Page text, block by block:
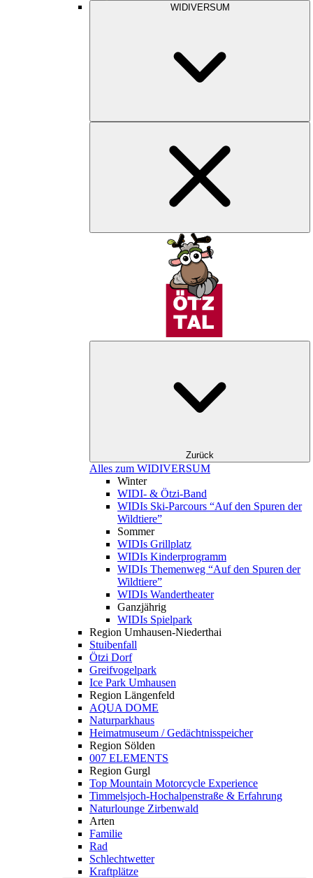
WIDIVERSUM
Zurück
Alles zum WIDIVERSUM
Winter
WIDI- & Ötzi-Band
WIDIs Ski-Parcours “Auf den Spuren der
Wildtiere”
Sommer
WIDIs Grillplatz
WIDIs Kinderprogramm
WIDIs Themenweg “Auf den Spuren der
Wildtiere”
WIDIs Wandertheater
Ganzjährig
WIDIs Spielpark
Region Umhausen-Niederthai
Stuibenfall
Ötzi Dorf
Greifvogelpark
Ice Park Umhausen
Region Längenfeld
AQUA DOME
Naturparkhaus
Heimatmuseum / Gedächtnisspeicher
Region Sölden
007 ELEMENTS
Region Gurgl
Top Mountain Motorcycle Experience
Timmelsjoch-Hochalpenstraße & Erfahrung
Naturlounge Zirbenwald
Arten
Familie
Rad
Schlechtwetter
Kraftplätze